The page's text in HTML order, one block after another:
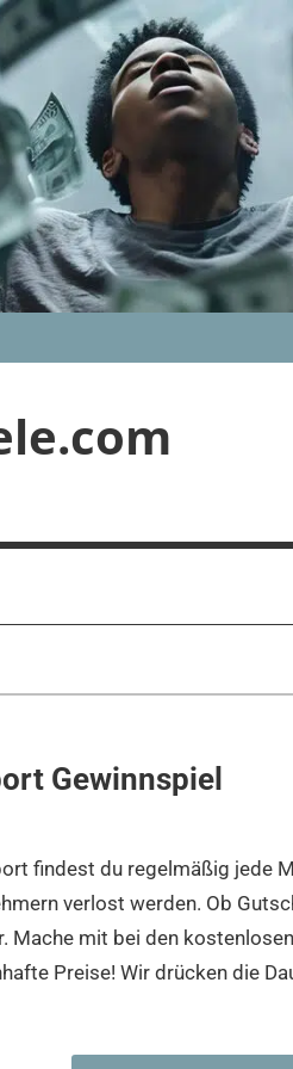
Gewinnspiel
findest du regelmäßig jede
verlost werden. Ob
Mache mit bei den
Preise! Wir drücken die